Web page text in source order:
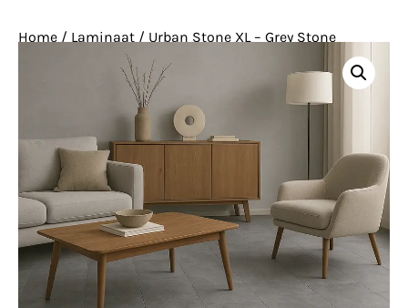
Home / Laminaat / Urban Stone XL – Grey Stone